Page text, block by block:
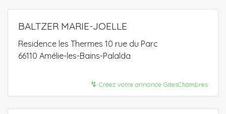
BALTZER MARIE-JOELLE
Residence les Thermes 10 rue du Parc
66110 Amélie-les-Bains-Palalda
↯ Créez votre annonce GitesChambres